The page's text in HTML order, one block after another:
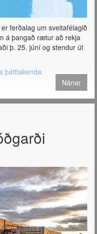
ferðalag um sveitafélagið
á þangað rætur að rekja
þ. 25. júní og stendur út
þátttakenda.
Nánar